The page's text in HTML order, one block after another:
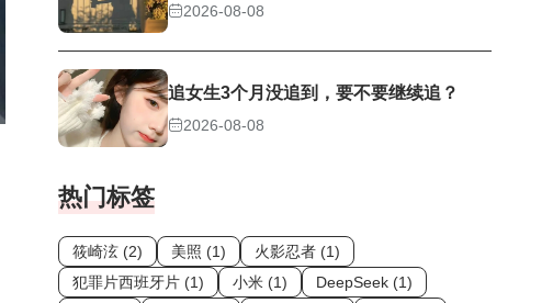
2026-08-08
追女生3个月没追到，要不要继续追？
2026-08-08
热门标签
筱崎泫 (2) 美照 (1)
火影忍者 (1)
犯罪片西班牙片 (1)
小米 (1)
DeepSeek (1)